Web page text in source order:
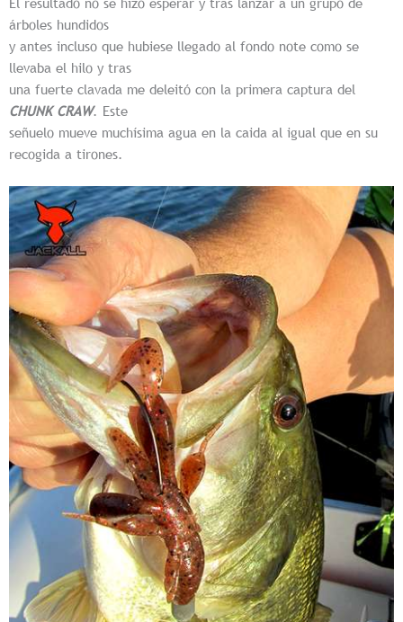
árboles hundidos
y antes incluso que hubiese llegado al fondo note como se
llevaba el hilo y tras
una fuerte clavada me deleitó con la primera captura del
CHUNK CRAW. Este
señuelo mueve muchísima agua en la caida al igual que en su
recogida a tirones.